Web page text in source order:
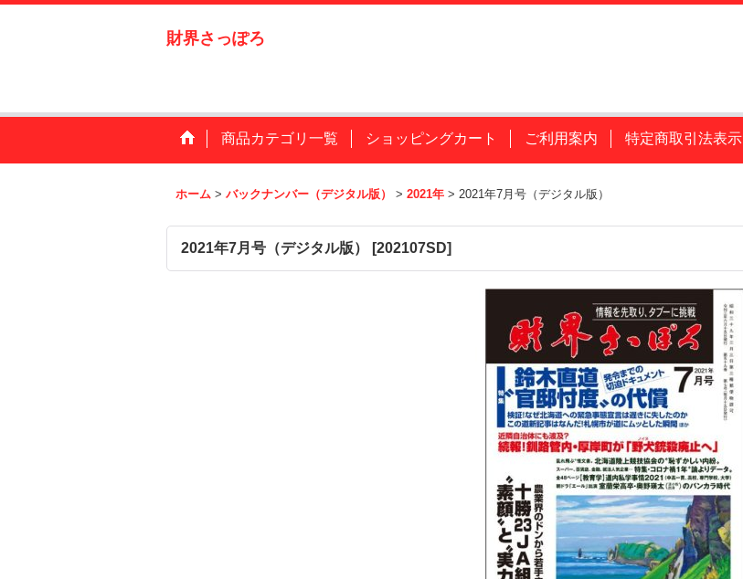
財界さっぽろ
商品カテゴリ一覧 ショッピングカート ご利用案内 特定商取引法表示
ホーム > バックナンバー（デジタル版） > 2021年 > 2021年7月号（デジタル版）
2021年7月号（デジタル版） [202107SD]